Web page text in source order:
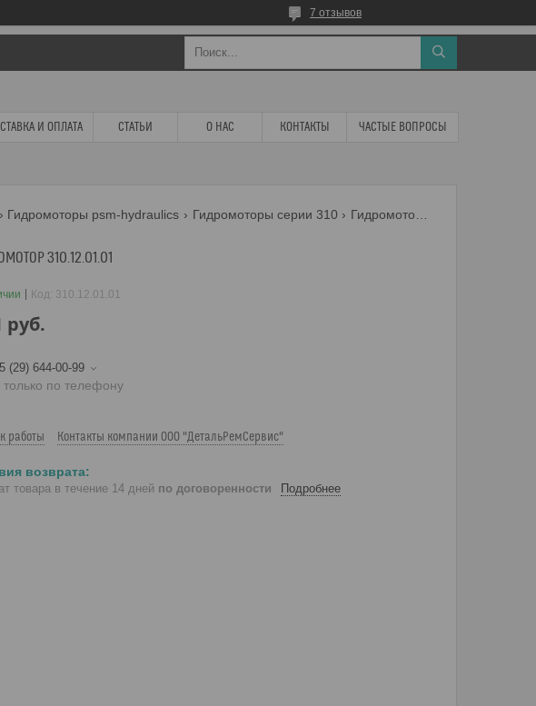
7 отзывов
И ОПЛАТА СТАТЬИ О НАС КОНТАКТЫ ЧАСТЫЕ ВОПРОСЫ
Гидромоторы psm-hydraulics Гидромоторы серии 310
310.12.01.01
Код: 310.12.01.01
руб.
(29) 644-00-99
только по телефону
работы Контакты компании ООО "ДетальРемСервис"
товара в течение 14 дней по договоренности Подробнее